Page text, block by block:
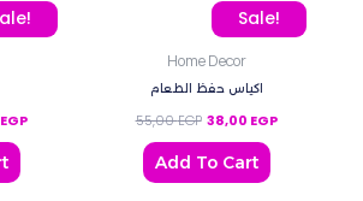
price was: 70,00 EGP.
EGP
Current price is: 60,00 EGP. Sale!
Home Decor
اكياس حفظ الطعام
55,00EGP
Original price was:
38,00 EGP
Current price
Add To Cart